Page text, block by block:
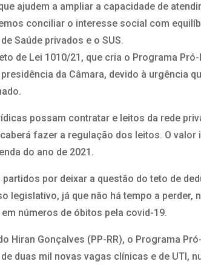
ajudem a ampliar a capacidade de
conciliar o interesse social com
Saúde privados e o SUS.
de Lei 1010/21, que cria o Programa
da Câmara, devido à urgência
possam contratar e leitos da rede
fazer a regulação dos leitos. O
do ano de 2021.
por deixar a questão do teto de
legislativo, já que não há tempo a perder,
números de óbitos pela covid-19.
Hiran Gonçalves (PP-RR), o Programa
duas mil novas vagas clínicas e de UTI,